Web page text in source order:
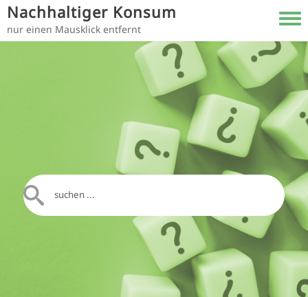
Direkt zum Inhalt
Nachhaltiger Konsum
nur einen Mausklick entfernt